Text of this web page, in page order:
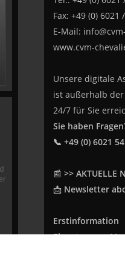
Fax: +49 (0) 6021
E-Mail:
www.cvm-
Unsere digitale
ist außerhalb
24/7 für Sie
Sie haben
📞 +49 (0) 6021
📰 >> AKTUELLE
📩 Newsletter
Erstinformation
Eingetragene